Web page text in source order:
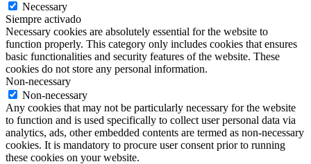
Necessary
Siempre activado
Necessary cookies are absolutely essential for the website to
function properly. This category only includes cookies that ensures
basic functionalities and security features of the website. These
cookies do not store any personal information.
Non-necessary
Non-necessary
Any cookies that may not be particularly necessary for the website
to function and is used specifically to collect user personal data via
analytics, ads, other embedded contents are termed as non-necessary
cookies. It is mandatory to procure user consent prior to running
these cookies on your website.